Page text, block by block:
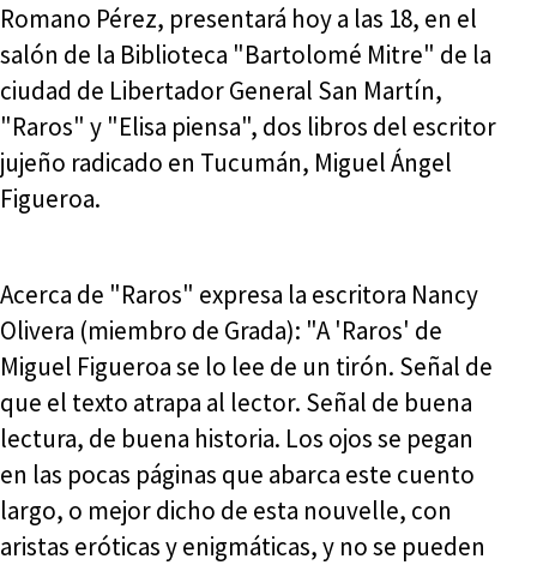
Romano Pérez, presentará hoy a las 18, en el
salón de la Biblioteca "Bartolomé Mitre" de la
ciudad de Libertador General San Martín,
"Raros" y "Elisa piensa", dos libros del escritor
jujeño radicado en Tucumán, Miguel Ángel
Figueroa.
Acerca de "Raros" expresa la escritora Nancy
Olivera (miembro de Grada): "A 'Raros' de
Miguel Figueroa se lo lee de un tirón. Señal de
que el texto atrapa al lector. Señal de buena
lectura, de buena historia. Los ojos se pegan
en las pocas páginas que abarca este cuento
largo, o mejor dicho de esta nouvelle, con
aristas eróticas y enigmáticas, y no se pueden